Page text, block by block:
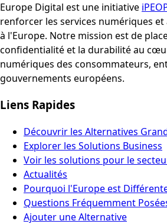
Europe Digital est une initiative
renforcer les services numériques
à l'Europe. Notre mission est de
confidentialité et la durabilité au
numériques des consommateurs,
gouvernements européens.
Liens Rapides
Découvrir les Alternatives
Explorer les Solutions Business
Voir les solutions pour le
Actualités
Pourquoi l'Europe est
Questions Fréquemment
Ajouter une Alternative